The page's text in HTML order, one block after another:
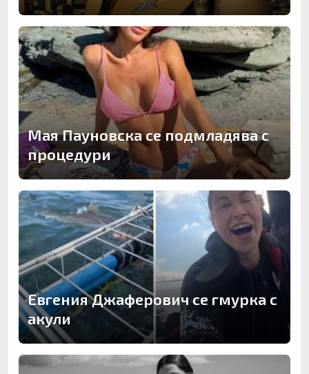
Мая Пауновска се подмладява с
процедури
Евгения Джаферович се гмурка с
акули